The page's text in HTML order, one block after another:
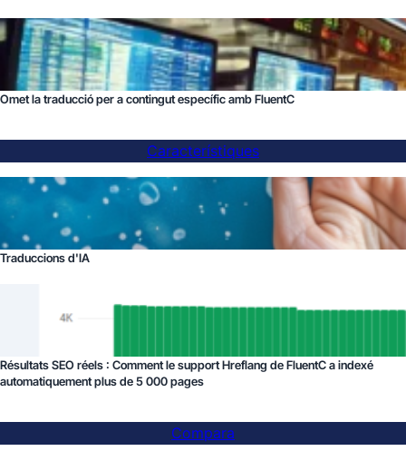
Omet la traducció per a contingut específic amb FluentC
Característiques
Traduccions d'IA
Résultats SEO réels : Comment le support Hreflang de FluentC a indexé
automatiquement plus de 5 000 pages
Compara